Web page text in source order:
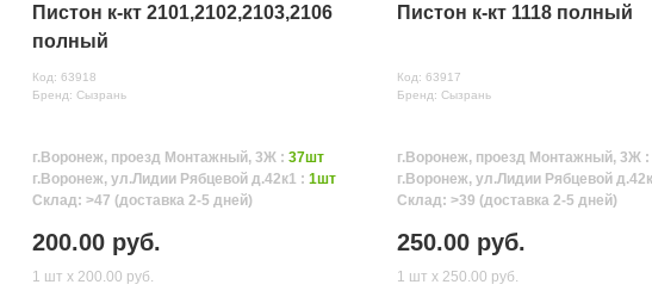
Пистон к-кт 2101,2102,2103,2106
полный
Код: 63918
Бренд: Сызрань
г.Воронеж, проезд Монтажный, 3Ж :37шт
г.Воронеж, ул.Лидии Рябцевой д.42к1 :1шт
Склад: >47 (доставка 2-5 дней)
200.00 руб.
1 шт х 200.00 руб.
Пистон к-кт 1118 полный
Код: 63917
Бренд: Сызрань
г.Воронеж, проезд Монтажный, 3Ж
г.Воронеж, ул.Лидии Рябцевой
Склад: >39 (доставка 2-5 дней)
250.00 руб.
1 шт х 250.00 руб.